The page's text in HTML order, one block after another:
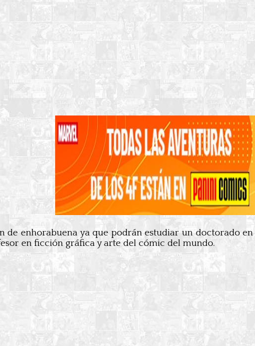
de enhorabuena ya que podrán estudiar un doctorado en
en ficción gráfica y arte del cómic del mundo.